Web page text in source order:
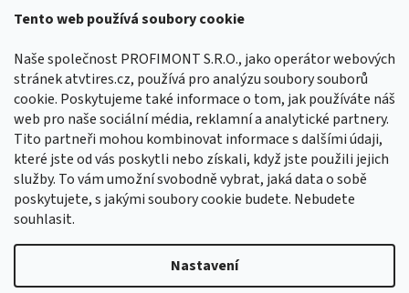
Tento web používá soubory cookie
Naše společnost PROFIMONT S.R.O., jako operátor webových
stránek atvtires.cz, používá pro analýzu soubory souborů
cookie. Poskytujeme také informace o tom, jak používáte náš
web pro naše sociální média, reklamní a analytické partnery.
Tito partneři mohou kombinovat informace s dalšími údaji,
které jste od vás poskytli nebo získali, když jste použili jejich
služby. To vám umožní svobodně vybrat, jaká data o sobě
poskytujete, s jakými soubory cookie budete. Nebudete
souhlasit.
Nastavení
Facebook